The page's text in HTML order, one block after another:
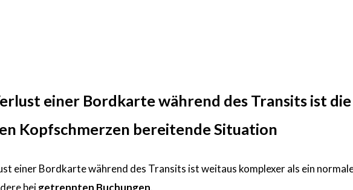
einer Bordkarte während des Transits ist die
Kopfschmerzen bereitende Situation
einer Bordkarte während des Transits ist weitaus komplexer als ein
beigetrennten Buchungen